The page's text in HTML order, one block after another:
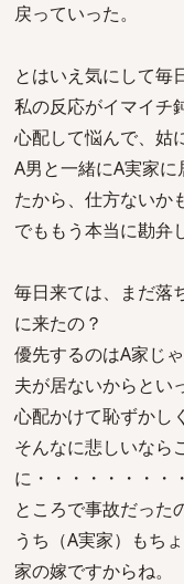
戻っていった。
とはいえ気にして毎
私の反応がイマイチ
心配して悩んで、姑
A男と一緒にA実家
たから、仕方ないか
でももう本当に勘弁
毎日来ては、まだ落
に来たの？
優先するのはA家じ
夫が居ないからとい
心配かけて恥ずかし
そんなに悲しいなら
に・・・・・・・・
ところで事故だった
うち（A実家）もち
家の嫁ですからね。